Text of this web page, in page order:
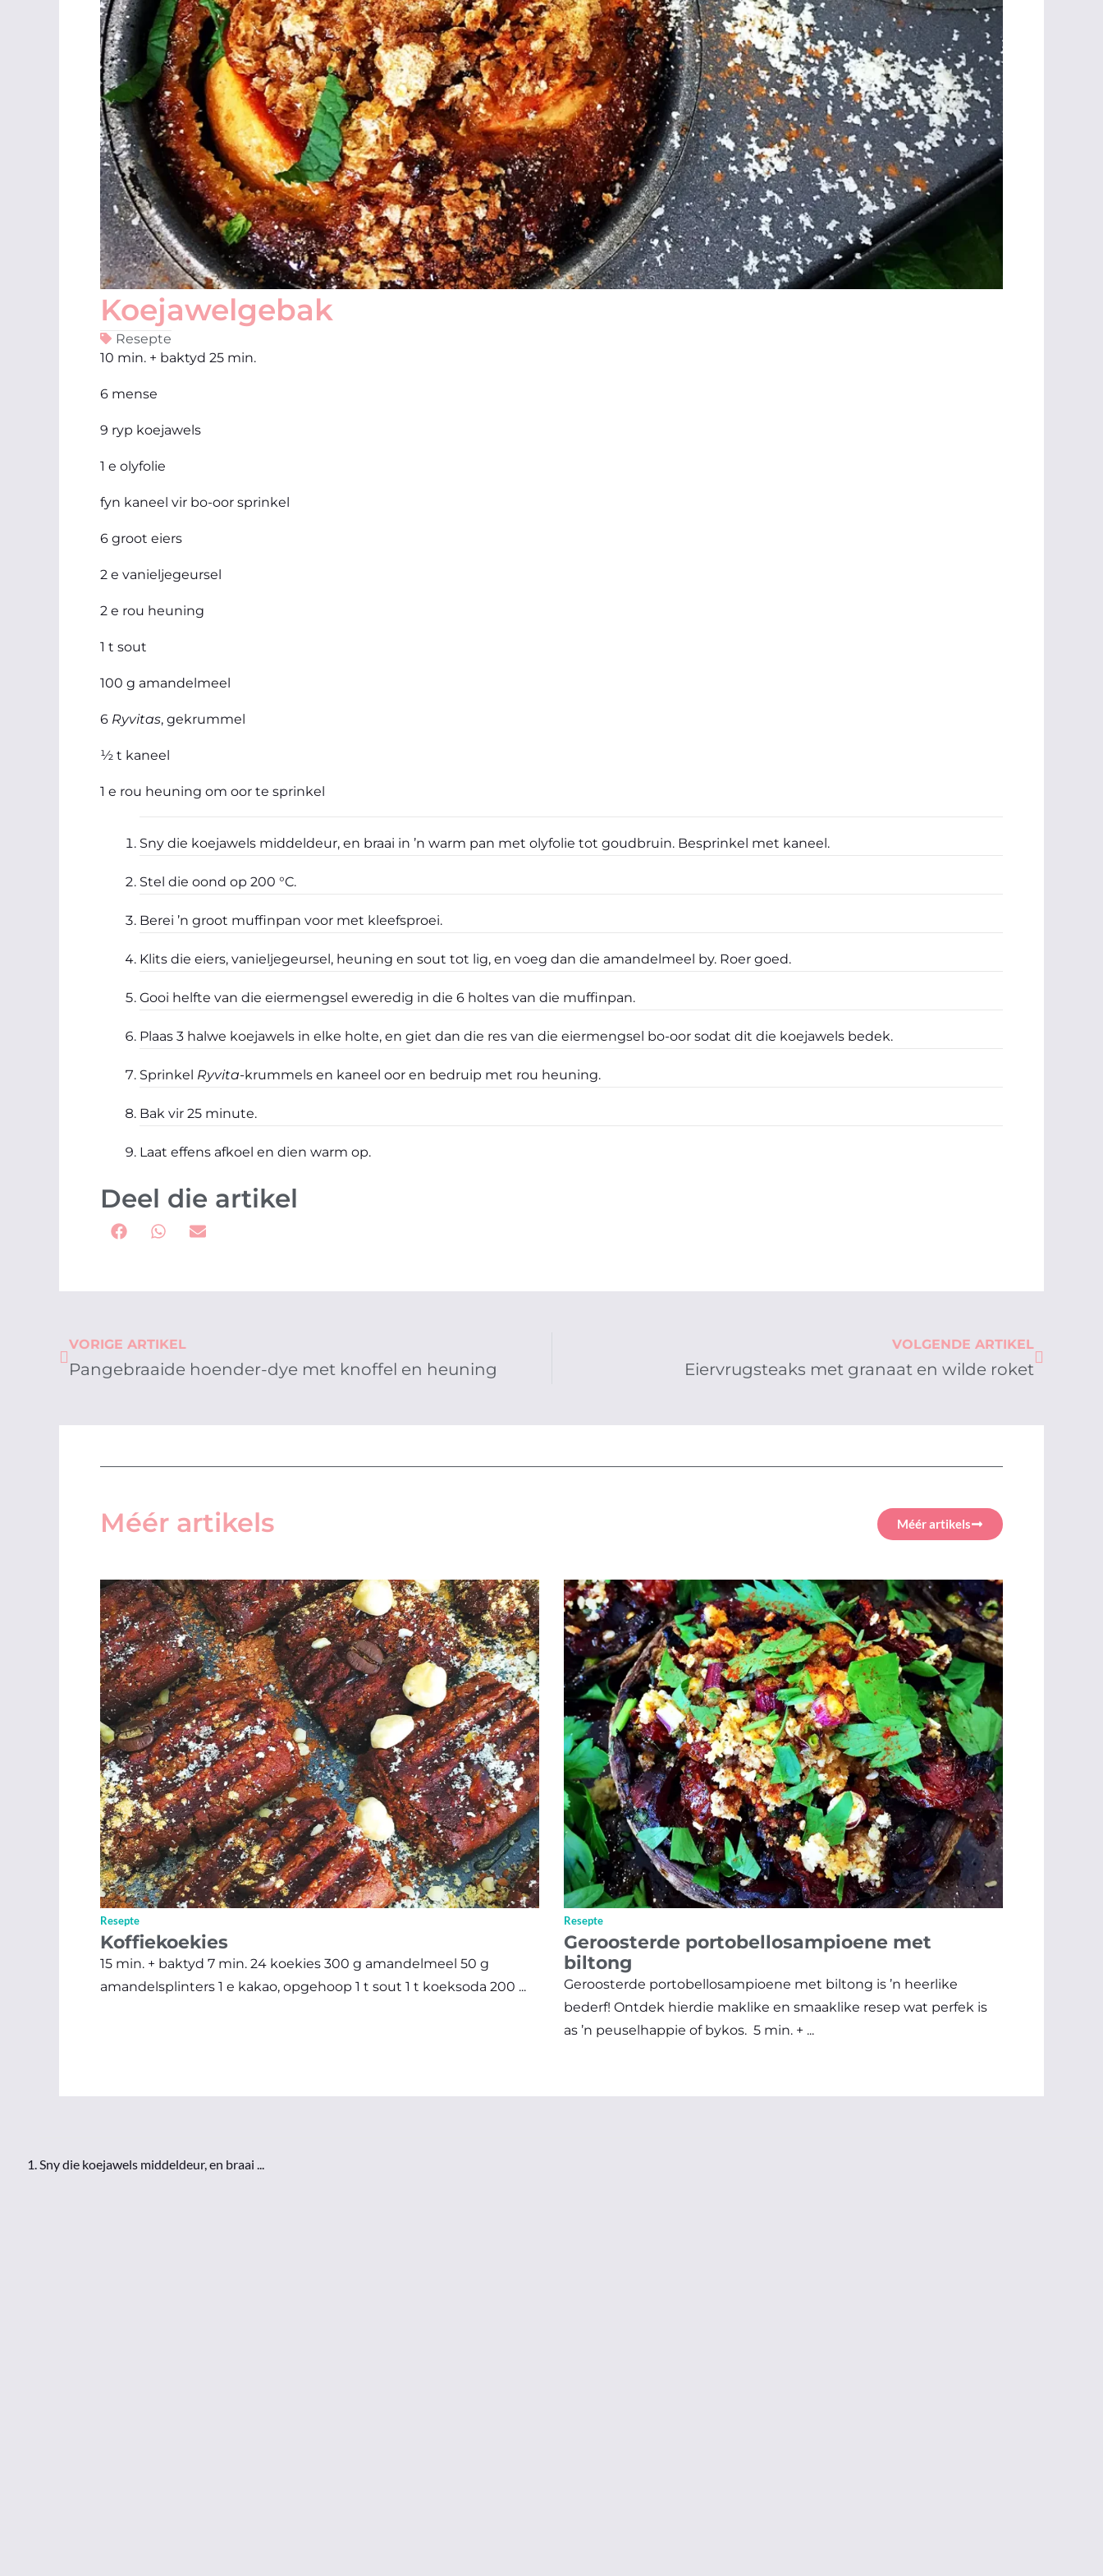
Koejawelgebak
Resepte
10 min. + baktyd 25 min.
6 mense
9 ryp koejawels
1 e olyfolie
fyn kaneel vir bo-oor sprinkel
6 groot eiers
2 e vanieljegeursel
2 e rou heuning
1 t sout
100 g amandelmeel
6 Ryvitas, gekrummel
½ t kaneel
1 e rou heuning om oor te sprinkel
Sny die koejawels middeldeur, en braai in ’n warm pan met olyfolie tot goudbruin. Besprinkel met kaneel.
Stel die oond op 200 °C.
Berei ’n groot muffinpan voor met kleefsproei.
Klits die eiers, vanieljegeursel, heuning en sout tot lig, en voeg dan die amandelmeel by. Roer goed.
Gooi helfte van die eiermengsel eweredig in die 6 holtes van die muffinpan.
Plaas 3 halwe koejawels in elke holte, en giet dan die res van die eiermengsel bo-oor sodat dit die koejawels bedek.
Sprinkel Ryvita-krummels en kaneel oor en bedruip met rou heuning.
Bak vir 25 minute.
Laat effens afkoel en dien warm op.
Deel die artikel
Prev
VORIGE ARTIKEL
Pangebraaide hoender-dye met knoffel en heuning
VOLGENDE ARTIKEL
Eiervrugsteaks met granaat en wilde roket
Next
Méér artikels Méér artikels
Resepte
Koffiekoekies
15 min. + baktyd 7 min. 24 koekies 300 g amandelmeel 50 g
amandelsplinters 1 e kakao, opgehoop 1 t sout 1 t koeksoda 200 ...
Resepte
Geroosterde portobellosampioene met
biltong
Geroosterde portobellosampioene met biltong is ’n heerlike
bederf! Ontdek hierdie maklike en smaaklike resep wat perfek is
as ’n peuselhappie of bykos. 5 min. + ...
Sny die koejawels middeldeur, en braai ...